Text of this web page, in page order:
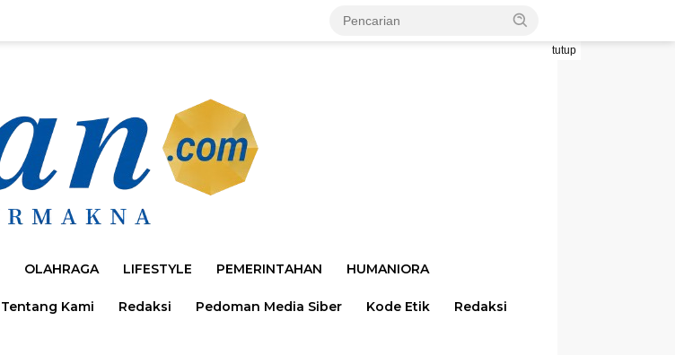
tutup
OLAHRAGA LIFESTYLE PEMERINTAHAN HUMANIORA
Tentang Kami Redaksi Pedoman Media Siber Kode Etik Redaksi